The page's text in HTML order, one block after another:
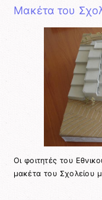
Μακέτα του
Οι φοιτητές του
μακέτα του Σχολείου